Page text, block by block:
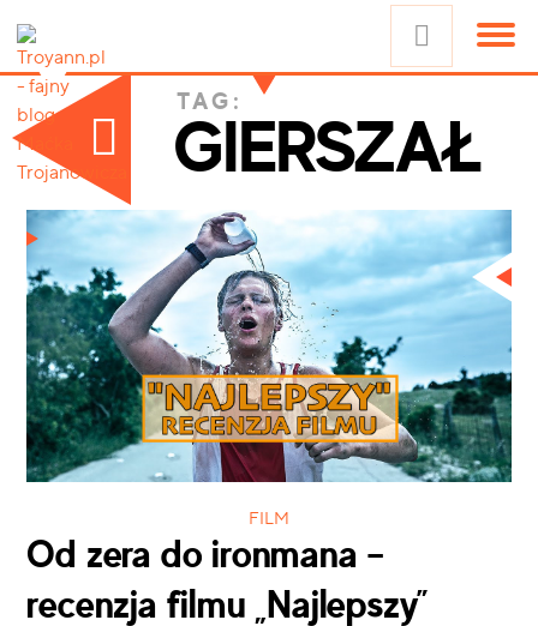
TAG:
GIERSZAŁ
FILM
Od zera do ironmana –
recenzja filmu „Najlepszy”